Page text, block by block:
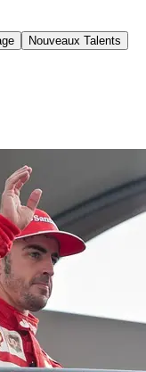
Nouveaux Talents